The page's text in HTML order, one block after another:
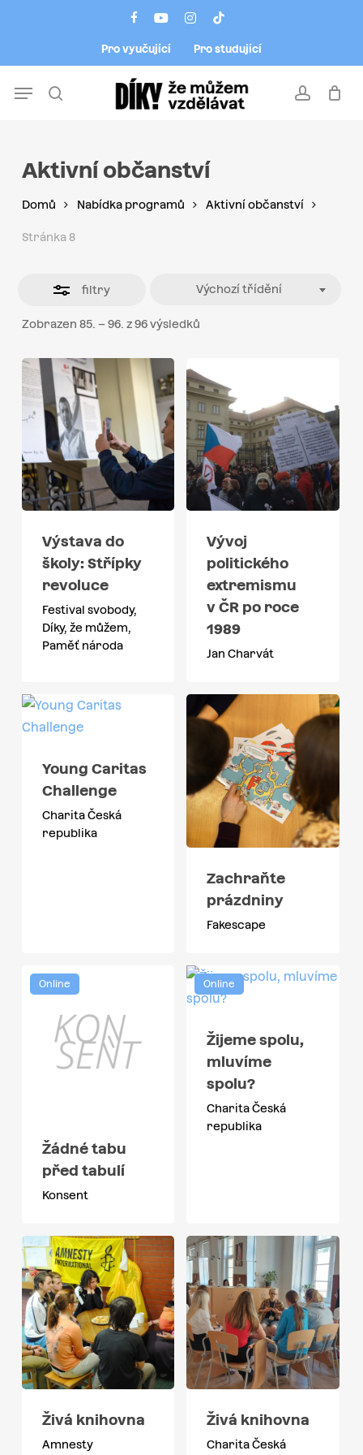
facebookyoutubeinstagram
tiktok
Pro vyučující Pro studující
account
Menu
Aktivní občanství
Domů Nabídka programů Aktivní občanství
Stránka 8
filtry
Zobrazen 85. – 96. z 96 výsledků
Výchozí třídění
Výstava do
školy: Střípky
revoluce
Festival svobody,
Díky, že můžem,
Paměť národa
Vývoj
politického
extremismu
v ČR po roce
1989
Jan Charvát
Young Caritas
Challenge
Charita Česká
republika
Zachraňte
prázdniny
Fakescape
Online
Žádné tabu
před tabulí
Konsent
Online
Žijeme spolu,
mluvíme
spolu?
Charita Česká
republika
Živá knihovna
Amnesty
Živá knihovna
Charita Česká